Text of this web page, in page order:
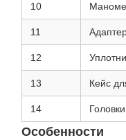
10
11
12
13 Кейс
14
Особенности